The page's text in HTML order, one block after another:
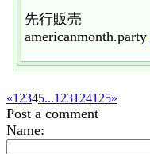
先行販売
americanmonth.party
«1 2345...123124125»
Post a comment
Name: